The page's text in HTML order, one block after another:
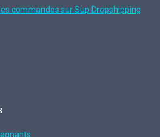
commandes sur Sup Dropshipping